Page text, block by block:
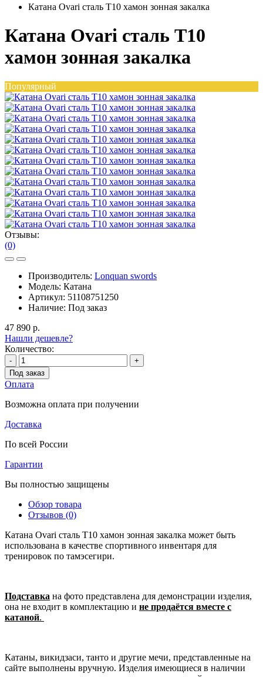
Катана Ovari сталь T10 хамон зонная закалка
Катана Ovari сталь T10
хамон зонная закалка
Популярный
Отзывы:
(0)
Производитель: Lonquan swords
Модель: Катана
Артикул: 51108751250
Наличие: Под заказ
47 890 р.
Нашли дешевле?
Количество:
-
+
Под заказ
Оплата
Возможна оплата при получении
Доставка
По всей России
Гарантии
Вы полностью защищены
Обзор товара
Отзывов (0)
Катана Ovari сталь T10 хамон зонная закалка может быть
использована в качестве спортивного инвентаря для
тренировок по тамэсегири.
Подставка на фото представлена для демонстрации изделия,
она не входит в комплектацию и не продаётся вместе с
катаной.
Катаны, викидзаси, танто и другие мечи, представленные на
сайте выполнены вручную. Изделия имеющиеся в наличии